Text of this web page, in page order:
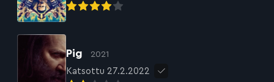
Pig 2021
Katsottu 27.2.2022